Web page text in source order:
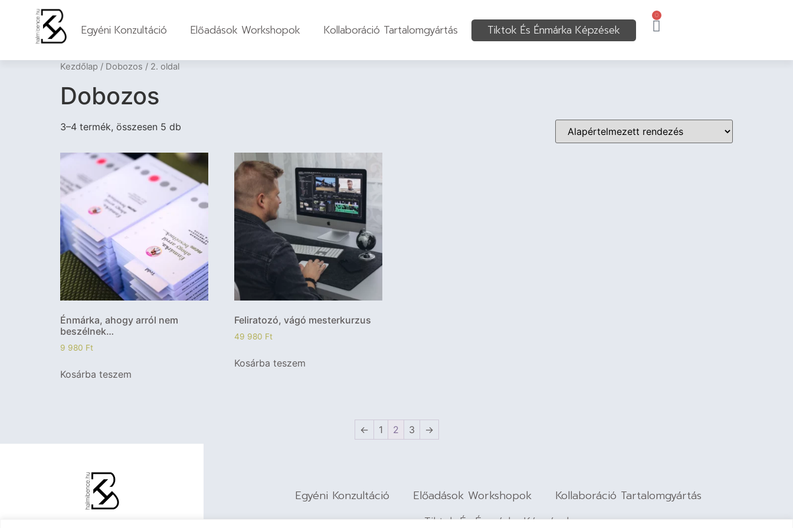
Egyéni Konzultáció Előadások Workshopok Kollaboráció Tartalomgyártás Tiktok És Énmárka Képzések
0
Kezdőlap / Dobozos / 2. oldal
Dobozos
3–4 termék, összesen 5 db
Énmárka, ahogy arról nem
beszélnek…
9 980 Ft
Kosárba teszem
Feliratozó, vágó mesterkurzus
49 980 Ft
Kosárba teszem
← 1 2 3 →
Egyéni Konzultáció Előadások Workshopok
Kollaboráció Tartalomgyártás
Tiktok És Énmárka Képzések